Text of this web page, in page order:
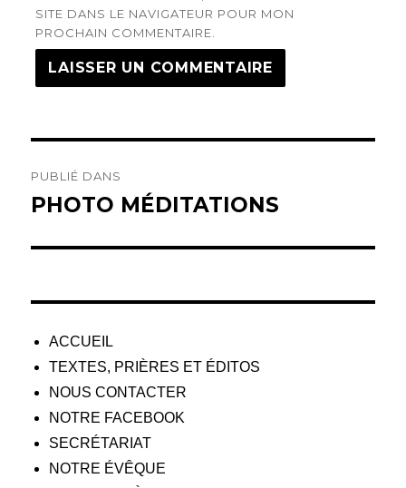
SITE DANS LE NAVIGATEUR POUR MON
PROCHAIN COMMENTAIRE.
de
PUBLIÉ DANS
PHOTO MÉDITATIONS
ACCUEIL
TEXTES, PRIÈRES ET ÉDITOS
NOUS CONTACTER
NOTRE FACEBOOK
SECRÉTARIAT
NOTRE ÉVÊQUE